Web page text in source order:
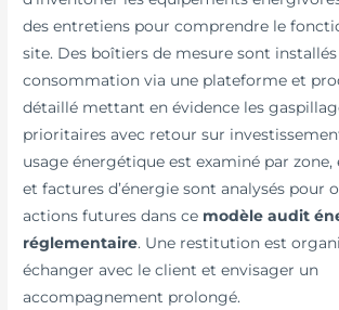
des entretiens pour comprendre le
site. Des boîtiers de mesure sont
consommation via une plateforme et
détaillé mettant en évidence les
prioritaires avec retour sur
usage énergétique est examiné par
et factures d’énergie sont analysés pour
actions futures dans ce modèle audit
réglementaire. Une restitution est
échanger avec le client et envisager un
accompagnement prolongé.